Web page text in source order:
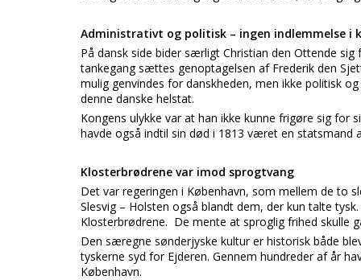
Administrativt og politisk – ingen indlemmelse i
På dansk side bider særligt Christian den Ottende
tankegang sættes genoptagelsen af Frederik den
mulig genvindes for danskheden, men ikke politisk
denne danske helstat.
Kongens ulykke var at han ikke kunne frigøre sig
havde også indtil sin død i 1813 været en statsmand
Klosterbrødrene var imod sprogtvang
Det var regeringen i København, som mellem de to
Slesvig – Holsten også blandt dem, der kun talte
Klosterbrødrene. De mente at sproglig frihed skulle
Den særegne sønderjyske kultur er historisk både
tyskerne syd for Ejderen. Gennem hundreder af år
København.